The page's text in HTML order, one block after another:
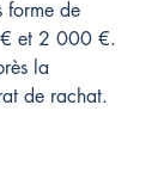
forme de
et 2 000 €.
la
de rachat.